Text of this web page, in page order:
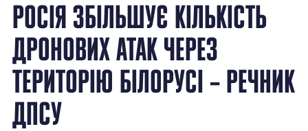
РОСІЯ ЗБІЛЬШУЄ КІЛЬКІСТЬ
ДРОНОВИХ АТАК ЧЕРЕЗ
ТЕРИТОРІЮ БІЛОРУСІ – РЕЧНИК
ДПСУ